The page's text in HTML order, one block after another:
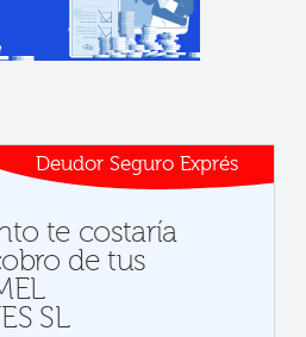
Deudor Seguro Exprés
te costaría
de tus
SL